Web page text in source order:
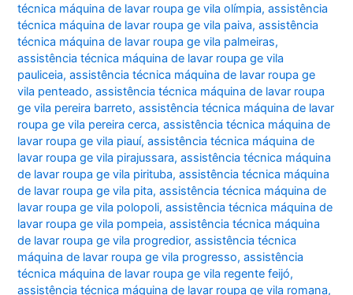
técnica máquina de lavar roupa ge vila olímpia,assistência
técnica máquina de lavar roupa ge vila paiva,assistência
técnica máquina de lavar roupa ge vila palmeiras,
assistência técnica máquina de lavar roupa ge vila
pauliceia,assistência técnica máquina de lavar roupa ge
vila penteado,assistência técnica máquina de lavar roupa
ge vila pereira barreto,assistência técnica máquina de lavar
roupa ge vila pereira cerca,assistência técnica máquina de
lavar roupa ge vila piauí,assistência técnica máquina de
lavar roupa ge vila pirajussara,assistência técnica máquina
de lavar roupa ge vila pirituba,assistência técnica máquina
de lavar roupa ge vila pita,assistência técnica máquina de
lavar roupa ge vila polopoli,assistência técnica máquina de
lavar roupa ge vila pompeia,assistência técnica máquina
de lavar roupa ge vila progredior,assistência técnica
máquina de lavar roupa ge vila progresso,assistência
técnica máquina de lavar roupa ge vila regente feijó,
assistência técnica máquina de lavar roupa ge vila romana,